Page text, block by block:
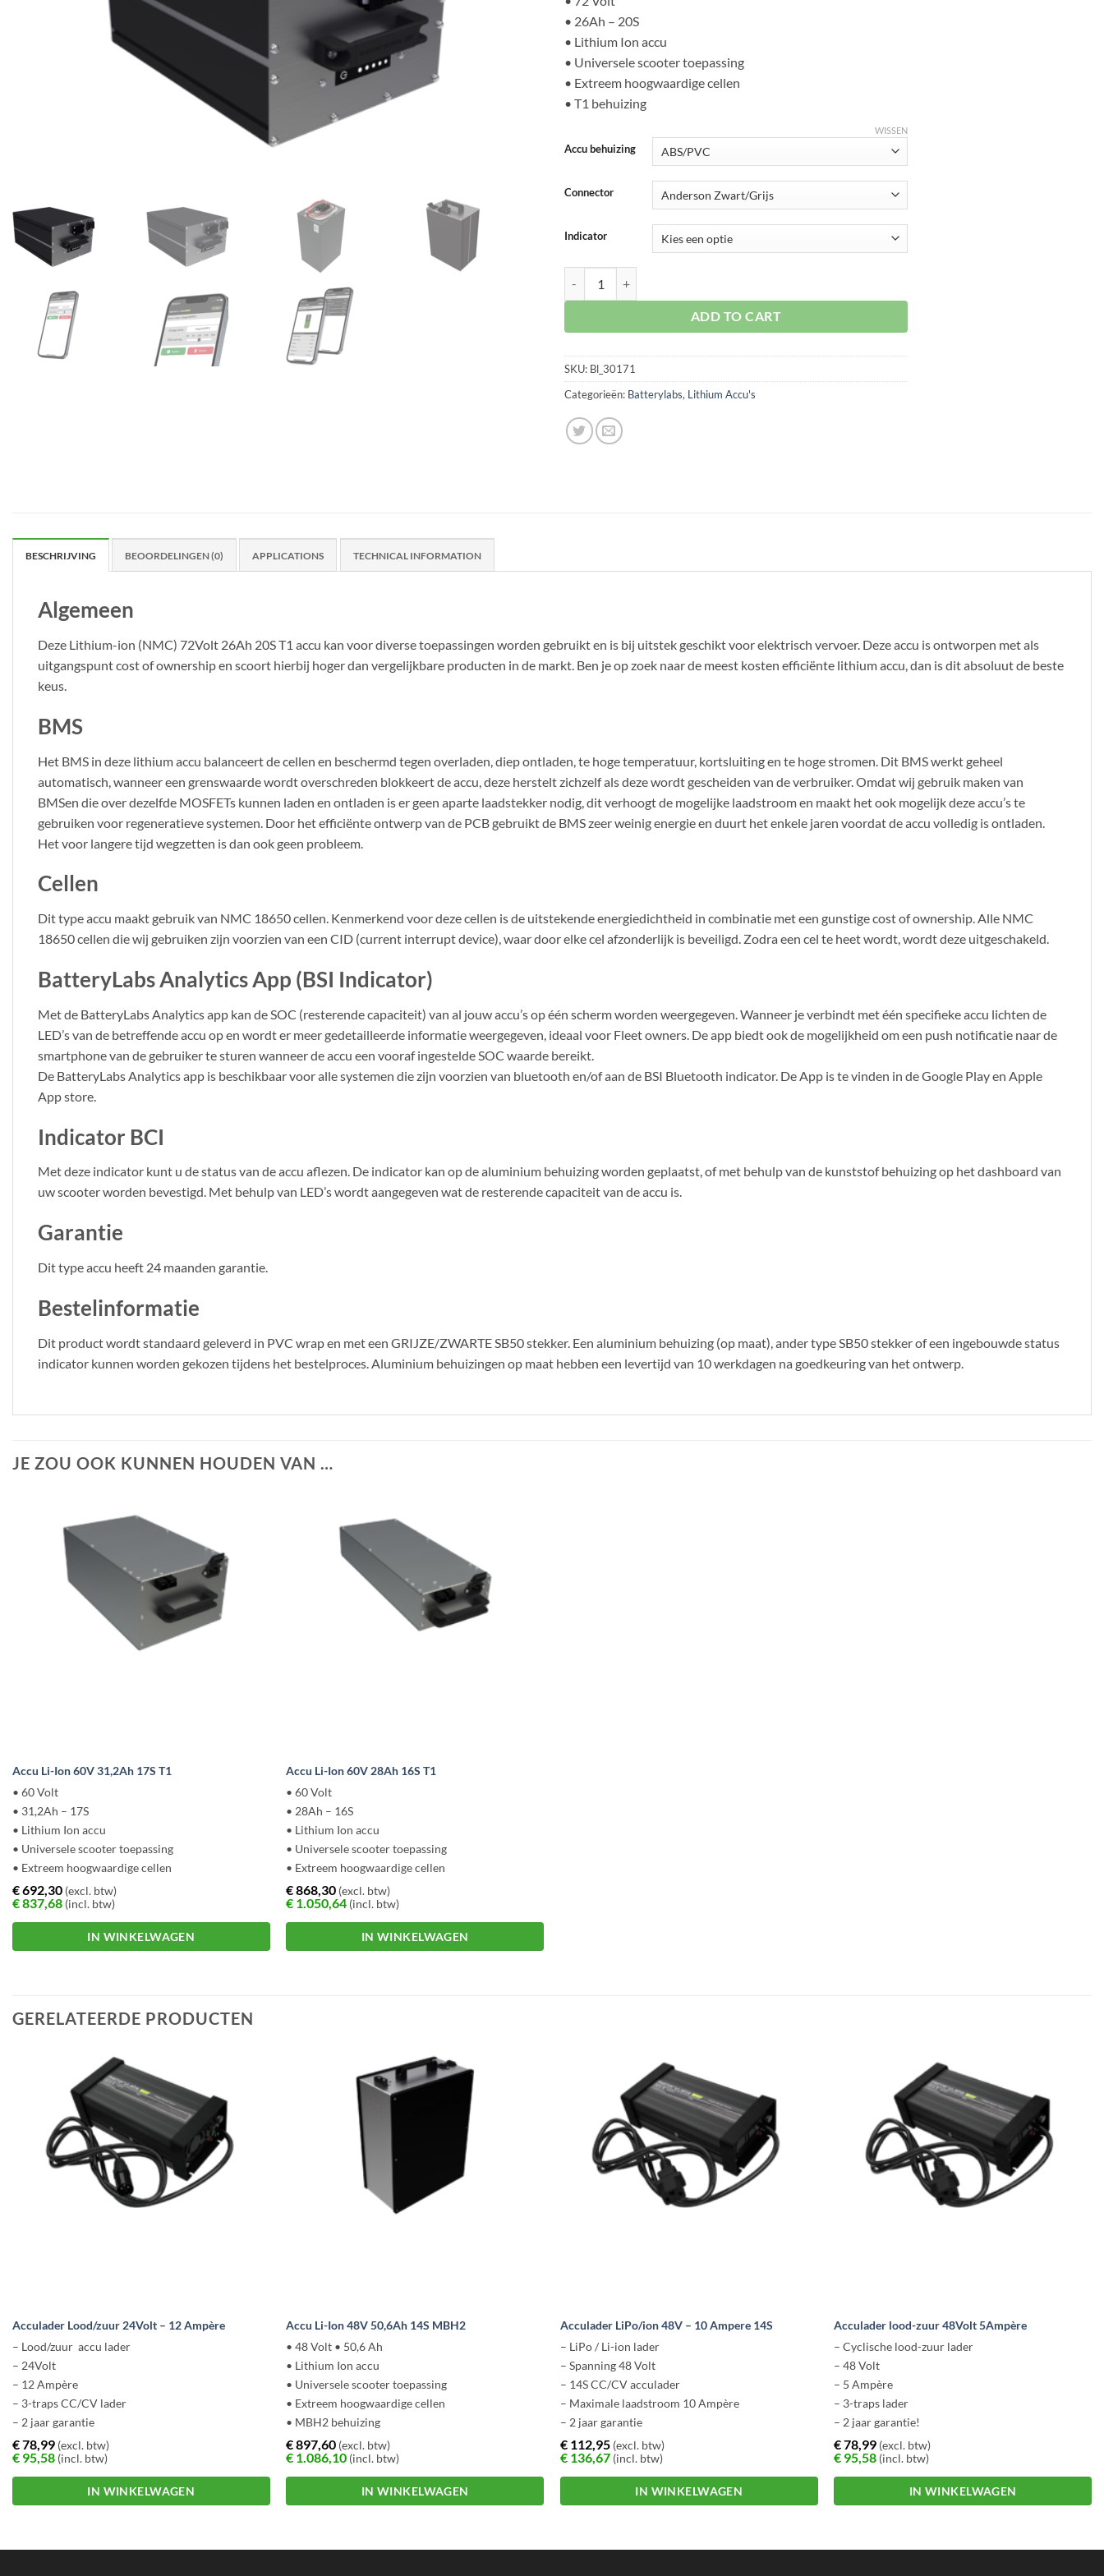
• 26Ah – 20S
• Lithium Ion accu
• Universele scooter toepassing
• Extreem hoogwaardige cellen
• T1 behuizing
Accu behuizing
Connector
Indicator
WISSEN
ADD TO CART
SKU: Bl_30171
Categorieën: Batterylabs, Lithium Accu's
BESCHRIJVING BEOORDELINGEN (0) APPLICATIONS TECHNICAL INFORMATION
Algemeen
Deze Lithium-ion (NMC) 72Volt 26Ah 20S T1 accu kan voor diverse toepassingen worden gebruikt en is bij uitstek geschikt voor elektrisch vervoer. Deze accu is ontworpen met als
uitgangspunt cost of ownership en scoort hierbij hoger dan vergelijkbare producten in de markt. Ben je op zoek naar de meest kosten efficiënte lithium accu, dan is dit absoluut de beste
keus.
BMS
Het BMS in deze lithium accu balanceert de cellen en beschermd tegen overladen, diep ontladen, te hoge temperatuur, kortsluiting en te hoge stromen. Dit BMS werkt geheel
automatisch, wanneer een grenswaarde wordt overschreden blokkeert de accu, deze herstelt zichzelf als deze wordt gescheiden van de verbruiker. Omdat wij gebruik maken van
BMSen die over dezelfde MOSFETs kunnen laden en ontladen is er geen aparte laadstekker nodig, dit verhoogt de mogelijke laadstroom en maakt het ook mogelijk deze accu’s te
gebruiken voor regeneratieve systemen. Door het efficiënte ontwerp van de PCB gebruikt de BMS zeer weinig energie en duurt het enkele jaren voordat de accu volledig is ontladen.
Het voor langere tijd wegzetten is dan ook geen probleem.
Cellen
Dit type accu maakt gebruik van NMC 18650 cellen. Kenmerkend voor deze cellen is de uitstekende energiedichtheid in combinatie met een gunstige cost of ownership. Alle NMC
18650 cellen die wij gebruiken zijn voorzien van een CID (current interrupt device), waar door elke cel afzonderlijk is beveiligd. Zodra een cel te heet wordt, wordt deze uitgeschakeld.
BatteryLabs Analytics App (BSI Indicator)
Met de BatteryLabs Analytics app kan de SOC (resterende capaciteit) van al jouw accu’s op één scherm worden weergegeven. Wanneer je verbindt met één specifieke accu lichten de
LED’s van de betreffende accu op en wordt er meer gedetailleerde informatie weergegeven, ideaal voor Fleet owners. De app biedt ook de mogelijkheid om een push notificatie naar de
smartphone van de gebruiker te sturen wanneer de accu een vooraf ingestelde SOC waarde bereikt.
De BatteryLabs Analytics app is beschikbaar voor alle systemen die zijn voorzien van bluetooth en/of aan de BSI Bluetooth indicator. De App is te vinden in de Google Play en Apple
App store.
Indicator BCI
Met deze indicator kunt u de status van de accu aflezen. De indicator kan op de aluminium behuizing worden geplaatst, of met behulp van de kunststof behuizing op het dashboard van
uw scooter worden bevestigd. Met behulp van LED’s wordt aangegeven wat de resterende capaciteit van de accu is.
Garantie
Dit type accu heeft 24 maanden garantie.
Bestelinformatie
Dit product wordt standaard geleverd in PVC wrap en met een GRIJZE/ZWARTE SB50 stekker. Een aluminium behuizing (op maat), ander type SB50 stekker of een ingebouwde status
indicator kunnen worden gekozen tijdens het bestelproces. Aluminium behuizingen op maat hebben een levertijd van 10 werkdagen na goedkeuring van het ontwerp.
JE ZOU OOK KUNNEN HOUDEN VAN …
Accu Li-Ion 60V 31,2Ah 17S T1
• 60 Volt
• 31,2Ah – 17S
• Lithium Ion accu
• Universele scooter toepassing
• Extreem hoogwaardige cellen
• T1 behuizing
€692,30(excl. btw)
€837,68(incl. btw)
IN WINKELWAGEN
meerdere
worden
Accu Li-Ion 60V 28Ah 16S T1
• 60 Volt
• 28Ah – 16S
• Lithium Ion accu
• Universele scooter toepassing
• Extreem hoogwaardige cellen
• T1 behuizing
€868,30 (excl. btw)
€ 1.050,64 (incl. btw)
IN WINKELWAGEN
GERELATEERDE PRODUCTEN
Acculader Lood/zuur 24Volt – 12 Ampère
– Lood/zuur accu lader
– 24Volt
– 12 Ampère
– 3-traps CC/CV lader
– 2 jaar garantie
€78,99(excl. btw)
€95,58(incl. btw)
IN WINKELWAGEN
Accu Li-Ion 48V 50,6Ah 14S MBH2
• 48 Volt • 50,6 Ah
• Lithium Ion accu
• Universele scooter toepassing
• Extreem hoogwaardige cellen
• MBH2 behuizing
€897,60 (excl. btw)
€ 1.086,10 (incl. btw)
IN WINKELWAGEN
Acculader LiPo/ion 48V – 10 Ampere 14S
– LiPo / Li-ion lader
– Spanning 48 Volt
– 14S CC/CV acculader
– Maximale laadstroom 10 Ampère
– 2 jaar garantie
€112,95(excl. btw)
€136,67(incl. btw)
IN WINKELWAGEN
Acculader lood-zuur 48Volt 5Ampère
– Cyclische lood-zuur lader
– 48 Volt
– 5 Ampère
– 3-traps lader
– 2 jaar garantie!
€78,99 (excl. btw)
€ 95,58 (incl. btw)
IN WINKELWAGEN